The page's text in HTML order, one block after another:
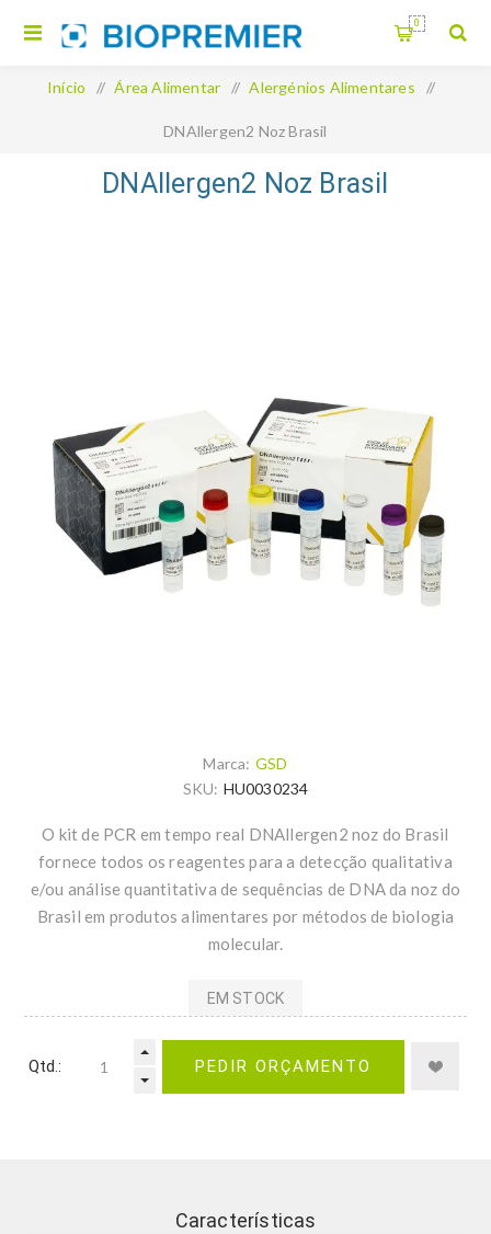
0
Início / Área Alimentar / Alergénios Alimentares /
DNAllergen2 Noz Brasil
DNAllergen2 Noz Brasil
Marca: GSD
SKU: HU0030234
O kit de PCR em tempo real DNAllergen2 noz do Brasil
fornece todos os reagentes para a detecção qualitativa
e/ou análise quantitativa de sequências de DNA da noz do
Brasil em produtos alimentares por métodos de biologia
molecular.
EM STOCK
Qtd.: PEDIR ORÇAMENTO
Características